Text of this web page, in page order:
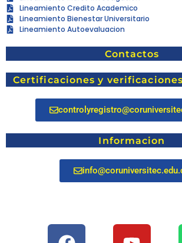
Lineamiento Credito Academico
Lineamiento Bienestar Universitario
Lineamiento Autoevaluacion
Contactos
Certificaciones y
Informacion